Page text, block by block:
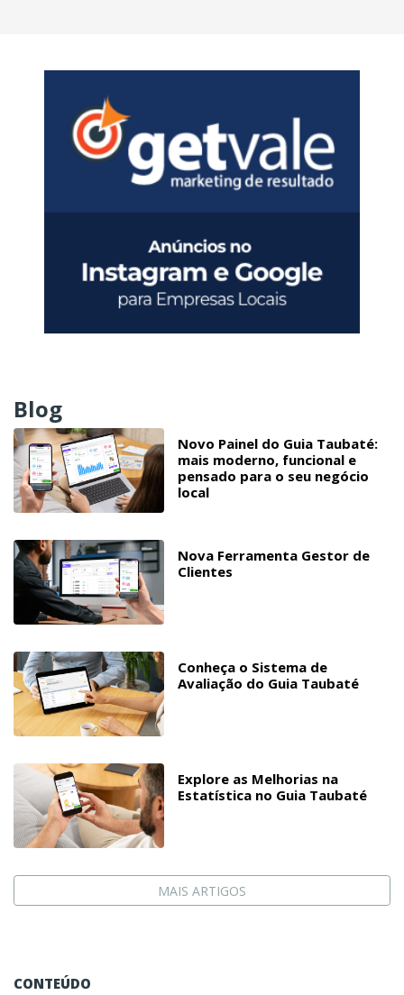
Blog
Novo Painel do Guia Taubaté:
mais moderno, funcional e
pensado para o seu negócio
local
Nova Ferramenta Gestor de
Clientes
Conheça o Sistema de
Avaliação do Guia Taubaté
Explore as Melhorias na
Estatística no Guia Taubaté
MAIS ARTIGOS
CONTEÚDO